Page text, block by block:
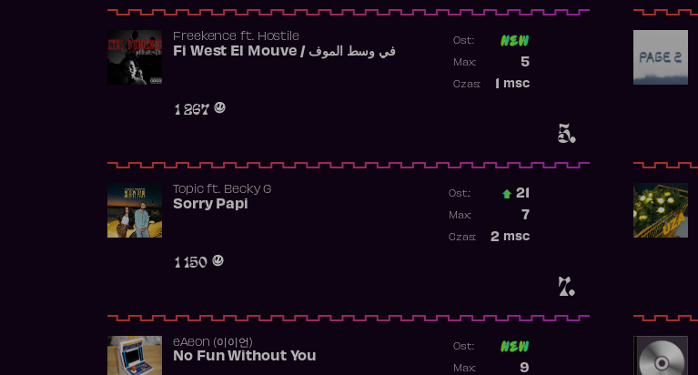
5.
Freekence ft. Hostile
Fi West El Mouve / في وسط الموف
1 267
Ost:
5
Max:
msc
Czas:
7.
Topicft. Becky G
Sorry Papi
1 150
Ost.: 21
7
Max:
2 msc
Czas:
​eAeon (이이언)
No Fun Without You
Ost:
9
Max: